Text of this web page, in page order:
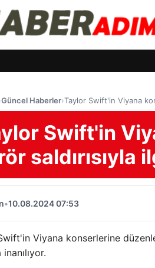
Güncel Haberler›Taylor Swift'in Viyana
Swift'in
saldırısıyla
•10.08.2024 07:53
Viyana konserlerine
inanılıyor.